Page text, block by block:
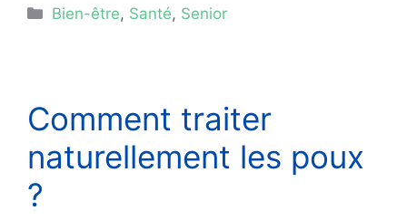
Catégories
Bien-être, Santé, Senior
Comment traiter
naturellement les poux
?